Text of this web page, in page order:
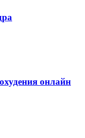
онлайн